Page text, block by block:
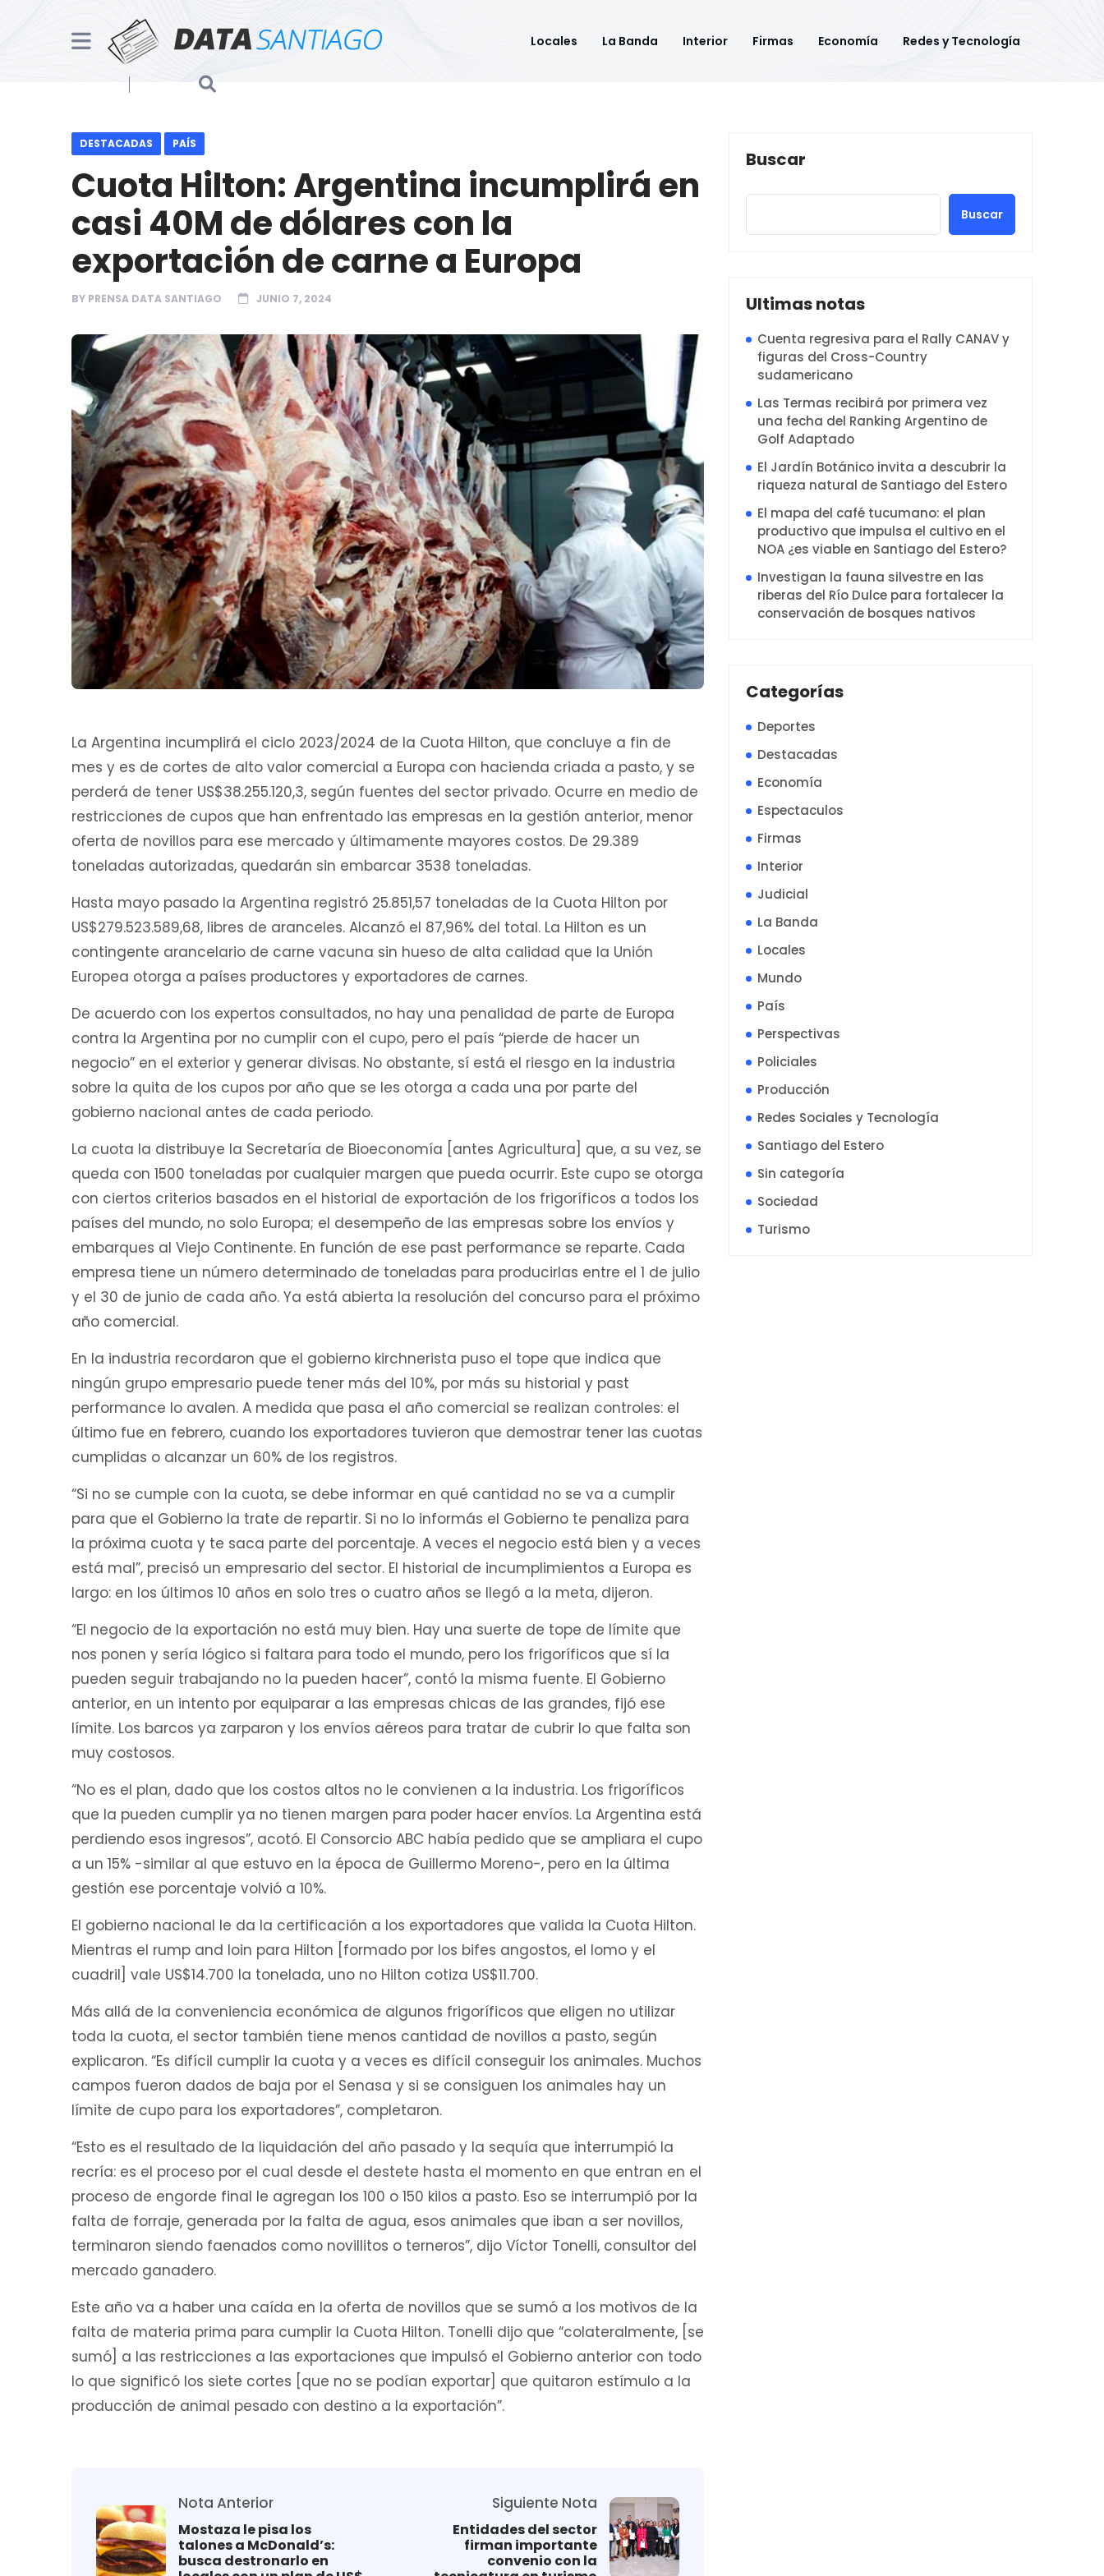
Locales La Banda Interior Firmas Economía Redes y Tecnología
DESTACADAS PAÍS
Cuota Hilton: Argentina incumplirá en
casi 40M de dólares con la
exportación de carne a Europa
BY PRENSA DATA SANTIAGO JUNIO 7, 2024
La Argentina incumplirá el ciclo 2023/2024 de la Cuota Hilton, que concluye a fin de
mes y es de cortes de alto valor comercial a Europa con hacienda criada a pasto, y se
perderá de tener US$38.255.120,3, según fuentes del sector privado. Ocurre en medio de
restricciones de cupos que han enfrentado las empresas en la gestión anterior, menor
oferta de novillos para ese mercado y últimamente mayores costos. De 29.389
toneladas autorizadas, quedarán sin embarcar 3538 toneladas.
Hasta mayo pasado la Argentina registró 25.851,57 toneladas de la Cuota Hilton por
US$279.523.589,68, libres de aranceles. Alcanzó el 87,96% del total. La Hilton es un
contingente arancelario de carne vacuna sin hueso de alta calidad que la Unión
Europea otorga a países productores y exportadores de carnes.
De acuerdo con los expertos consultados, no hay una penalidad de parte de Europa
contra la Argentina por no cumplir con el cupo, pero el país “pierde de hacer un
negocio” en el exterior y generar divisas. No obstante, sí está el riesgo en la industria
sobre la quita de los cupos por año que se les otorga a cada una por parte del
gobierno nacional antes de cada periodo.
La cuota la distribuye la Secretaría de Bioeconomía [antes Agricultura] que, a su vez, se
queda con 1500 toneladas por cualquier margen que pueda ocurrir. Este cupo se otorga
con ciertos criterios basados en el historial de exportación de los frigoríficos a todos los
países del mundo, no solo Europa; el desempeño de las empresas sobre los envíos y
embarques al Viejo Continente. En función de ese past performance se reparte. Cada
empresa tiene un número determinado de toneladas para producirlas entre el 1 de julio
y el 30 de junio de cada año. Ya está abierta la resolución del concurso para el próximo
año comercial.
En la industria recordaron que el gobierno kirchnerista puso el tope que indica que
ningún grupo empresario puede tener más del 10%, por más su historial y past
performance lo avalen. A medida que pasa el año comercial se realizan controles: el
último fue en febrero, cuando los exportadores tuvieron que demostrar tener las cuotas
cumplidas o alcanzar un 60% de los registros.
“Si no se cumple con la cuota, se debe informar en qué cantidad no se va a cumplir
para que el Gobierno la trate de repartir. Si no lo informás el Gobierno te penaliza para
la próxima cuota y te saca parte del porcentaje. A veces el negocio está bien y a veces
está mal”, precisó un empresario del sector. El historial de incumplimientos a Europa es
largo: en los últimos 10 años en solo tres o cuatro años se llegó a la meta, dijeron.
“El negocio de la exportación no está muy bien. Hay una suerte de tope de límite que
nos ponen y sería lógico si faltara para todo el mundo, pero los frigoríficos que sí la
pueden seguir trabajando no la pueden hacer”, contó la misma fuente. El Gobierno
anterior, en un intento por equiparar a las empresas chicas de las grandes, fijó ese
límite. Los barcos ya zarparon y los envíos aéreos para tratar de cubrir lo que falta son
muy costosos.
“No es el plan, dado que los costos altos no le convienen a la industria. Los frigoríficos
que la pueden cumplir ya no tienen margen para poder hacer envíos. La Argentina está
perdiendo esos ingresos”, acotó. El Consorcio ABC había pedido que se ampliara el cupo
a un 15% -similar al que estuvo en la época de Guillermo Moreno-, pero en la última
gestión ese porcentaje volvió a 10%.
El gobierno nacional le da la certificación a los exportadores que valida la Cuota Hilton.
Mientras el rump and loin para Hilton [formado por los bifes angostos, el lomo y el
cuadril] vale US$14.700 la tonelada, uno no Hilton cotiza US$11.700.
Más allá de la conveniencia económica de algunos frigoríficos que eligen no utilizar
toda la cuota, el sector también tiene menos cantidad de novillos a pasto, según
explicaron. “Es difícil cumplir la cuota y a veces es difícil conseguir los animales. Muchos
campos fueron dados de baja por el Senasa y si se consiguen los animales hay un
límite de cupo para los exportadores”, completaron.
“Esto es el resultado de la liquidación del año pasado y la sequía que interrumpió la
recría: es el proceso por el cual desde el destete hasta el momento en que entran en el
proceso de engorde final le agregan los 100 o 150 kilos a pasto. Eso se interrumpió por la
falta de forraje, generada por la falta de agua, esos animales que iban a ser novillos,
terminaron siendo faenados como novillitos o terneros”, dijo Víctor Tonelli, consultor del
mercado ganadero.
Este año va a haber una caída en la oferta de novillos que se sumó a los motivos de la
falta de materia prima para cumplir la Cuota Hilton. Tonelli dijo que “colateralmente, [se
sumó] a las restricciones a las exportaciones que impulsó el Gobierno anterior con todo
lo que significó los siete cortes [que no se podían exportar] que quitaron estímulo a la
producción de animal pesado con destino a la exportación”.
Nota Anterior
Mostaza le pisa los
talones a McDonald’s:
busca destronarlo en
Siguiente Nota
Entidades del sector
firman importante
convenio con la
Buscar
Buscar
Ultimas notas
Cuenta regresiva para el Rally CANAV y
figuras del Cross-Country
sudamericano
Las Termas recibirá por primera vez
una fecha del Ranking Argentino de
Golf Adaptado
El Jardín Botánico invita a descubrir la
riqueza natural de Santiago del Estero
El mapa del café tucumano: el plan
productivo que impulsa el cultivo en el
NOA ¿es viable en Santiago del Estero?
Investigan la fauna silvestre en las
riberas del Río Dulce para fortalecer la
conservación de bosques nativos
Categorías
Deportes
Destacadas
Economía
Espectaculos
Firmas
Interior
Judicial
La Banda
Locales
Mundo
País
Perspectivas
Policiales
Producción
Redes Sociales y Tecnología
Santiago del Estero
Sin categoría
Sociedad
Turismo